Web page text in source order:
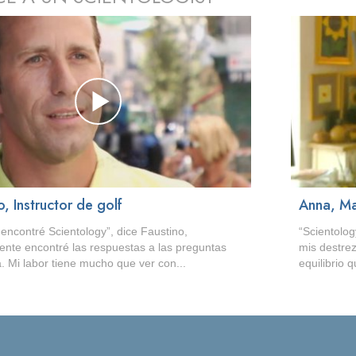
Instructor de golf
Scientology”, dice Faustino,
encontré las respuestas a las preguntas
Mi labor tiene mucho que ver con...
Anna,
mis
equilibrio